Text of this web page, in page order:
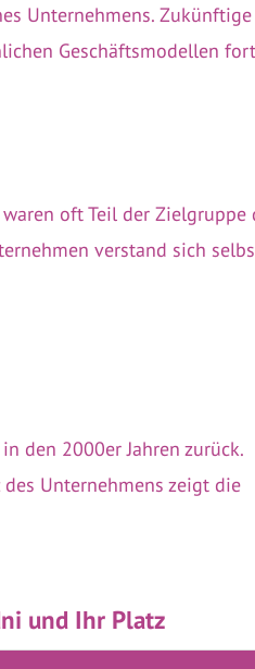
Unternehmens. Zukünftige
Geschäftsmodellen
oft Teil der Zielgruppe
verstand sich
den 2000er Jahren zurück.
Unternehmens zeigt die
und Ihr Platz